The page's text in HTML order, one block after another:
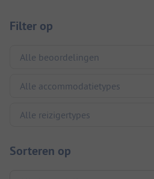
Filter op
Sorteren op